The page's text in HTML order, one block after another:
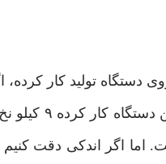
دستگاه تولید کار
اگر اندکی دقت کنیم